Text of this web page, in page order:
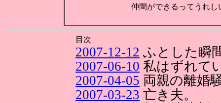
仲間ができるってうれ
目次
2007-12-12 ふとした瞬
2007-06-10 私はずれて
2007-04-05 両親の離婚
2007-03-23 亡き夫。